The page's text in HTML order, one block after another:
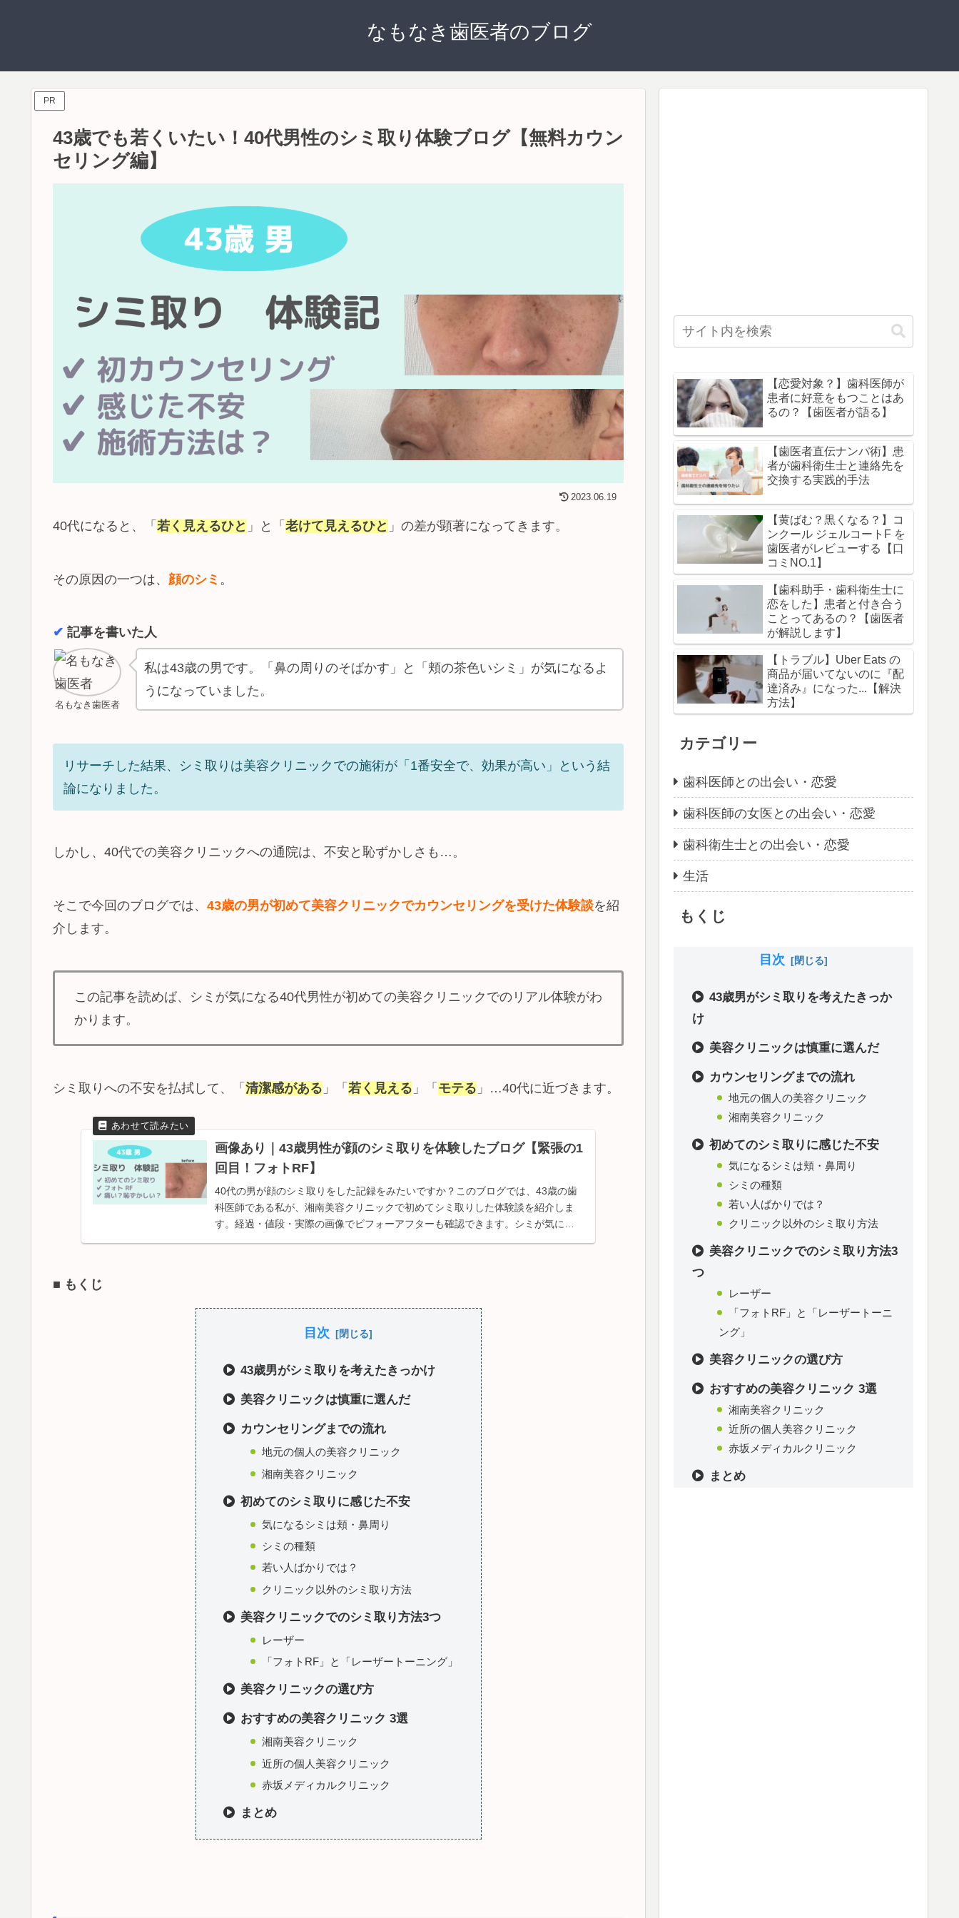
なもなき歯医者のブログ
PR
43歳でも若くいたい！40代男性のシミ取り体験ブログ【無料カウン
セリング編】
2023.06.19
40代になると、「 若く見えるひと 」と「 老けて見えるひと 」の差が顕著になってきます。
その原因の一つは、 顔のシミ 。
✔︎ 記事を書いた人
名もなき歯医者
私は43歳の男です。「鼻の周りのそばかす」と「頬の茶色いシミ」が気になるよ
うになっていました。
リサーチした結果、シミ取りは美容クリニックでの施術が「1番安全で、効果が高い」という結
論になりました。
しかし、40代での美容クリニックへの通院は、不安と恥ずかしさも…。
そこで今回のブログでは、 43歳の男が初めて美容クリニックでカウンセリングを受けた体験談を紹
介します。
この記事を読めば、シミが気になる40代男性が初めての美容クリニックでのリアル体験がわ
かります。
シミ取りへの不安を払拭して、「 清潔感がある 」「 若く見える 」「 モテる 」…40代に近づきます。
画像あり｜43歳男性が顔のシミ取りを体験したブログ【緊張の1
回目！フォトRF】
40代の男が顔のシミ取りをした記録をみたいですか？このブログでは、43歳の歯
科医師である私が、湘南美容クリニックで初めてシミ取りした体験談を紹介しま
す。経過・値段・実際の画像でビフォーアフターも確認できます。シミが気にな
■ もくじ
目次
43歳男がシミ取りを考えたきっかけ
美容クリニックは慎重に選んだ
カウンセリングまでの流れ
地元の個人の美容クリニック
湘南美容クリニック
初めてのシミ取りに感じた不安
気になるシミは頬・鼻周り
シミの種類
若い人ばかりでは？
クリニック以外のシミ取り方法
美容クリニックでのシミ取り方法3つ
レーザー
「フォトRF」と「レーザートーニング」
美容クリニックの選び方
おすすめの美容クリニック 3選
湘南美容クリニック
近所の個人美容クリニック
赤坂メディカルクリニック
まとめ
【恋愛対象？】歯科医師が
患者に好意をもつことはあ
るの？【歯医者が語る】
【歯医者直伝ナンパ術】患
者が歯科衛生士と連絡先を
交換する実践的手法
【黄ばむ？黒くなる？】コ
ンクール ジェルコートF を
歯医者がレビューする【口
コミNO.1】
【歯科助手・歯科衛生士に
恋をした】患者と付き合う
ことってあるの？【歯医者
が解説します】
【トラブル】Uber Eats の
商品が届いてないのに『配
達済み』になった...【解決
方法】
カテゴリー
歯科医師との出会い・恋愛
歯科医師の女医との出会い・恋愛
歯科衛生士との出会い・恋愛
生活
もくじ
目次
43歳男がシミ取りを考えたきっか
け
美容クリニックは慎重に選んだ
カウンセリングまでの流れ
地元の個人の美容クリニック
湘南美容クリニック
初めてのシミ取りに感じた不安
気になるシミは頬・鼻周り
シミの種類
若い人ばかりでは？
クリニック以外のシミ取り方法
美容クリニックでのシミ取り方法3
つ
レーザー
「フォトRF」と「レーザートーニ
ング」
美容クリニックの選び方
おすすめの美容クリニック 3選
湘南美容クリニック
近所の個人美容クリニック
赤坂メディカルクリニック
まとめ